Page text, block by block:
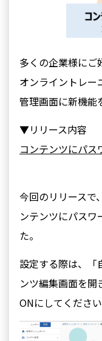
多くの企業様にご
オンライントレ
管理画面に新機能
▼リリース内容
コンテンツにパス
今回のリリースで
ンテンツにパス
た。
設定する際は、「
ンツ編集画面を開
ONにしてください